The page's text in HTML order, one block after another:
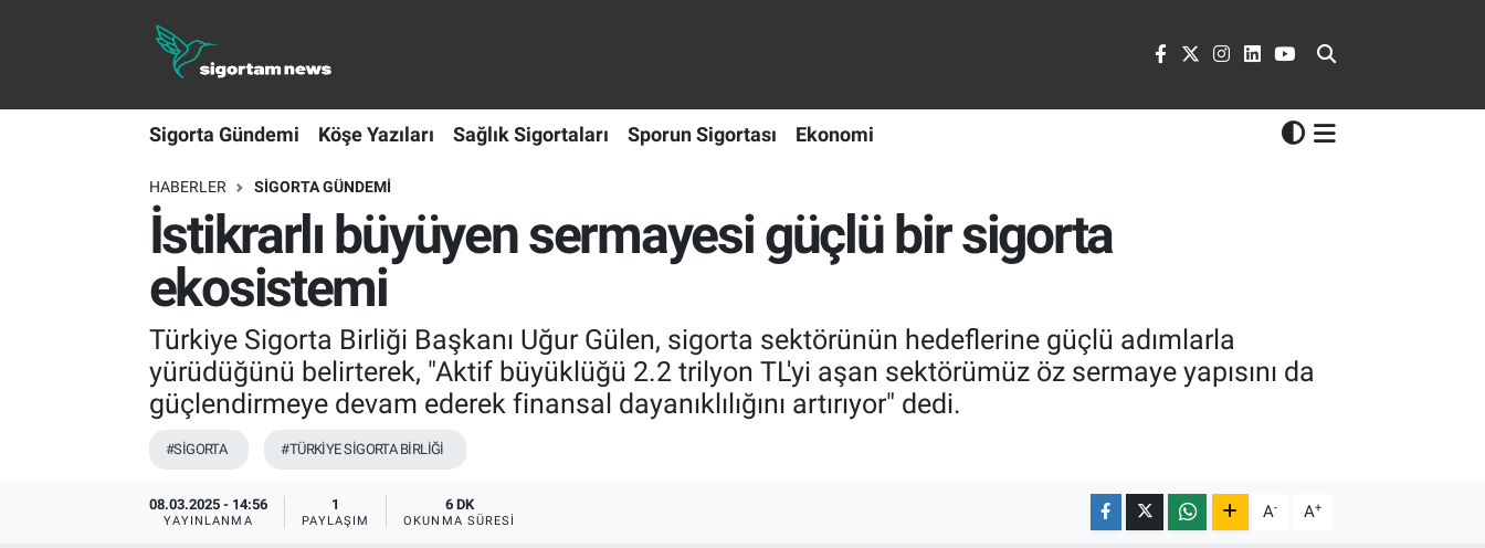
Sigorta Gündemi Köşe Yazıları Sağlık Sigortaları Sporun Sigortası Ekonomi
HABERLER SIGORTA GÜNDEMI
İstikrarlı büyüyen sermayesi güçlü bir sigorta
ekosistemi
Türkiye Sigorta Birliği Başkanı Uğur Gülen, sigorta sektörünün hedeflerine güçlü adımlarla
yürüdüğünü belirterek, "Aktif büyüklüğü 2.2 trilyon TL'yi aşan sektörümüz öz sermaye yapısını da
güçlendirmeye devam ederek finansal dayanıklılığını artırıyor" dedi.
#SİGORTA #TÜRKİYE SİGORTA BİRLİĞİ
08.03.2025 - 14:56
YAYINLANMA
1
PAYLAŞIM
6 DK
OKUNMA SÜRESI A- A+
Sigorta Gündemi
Köşe Yazıları
Sağlık Sigortaları
Sporun Sigortası